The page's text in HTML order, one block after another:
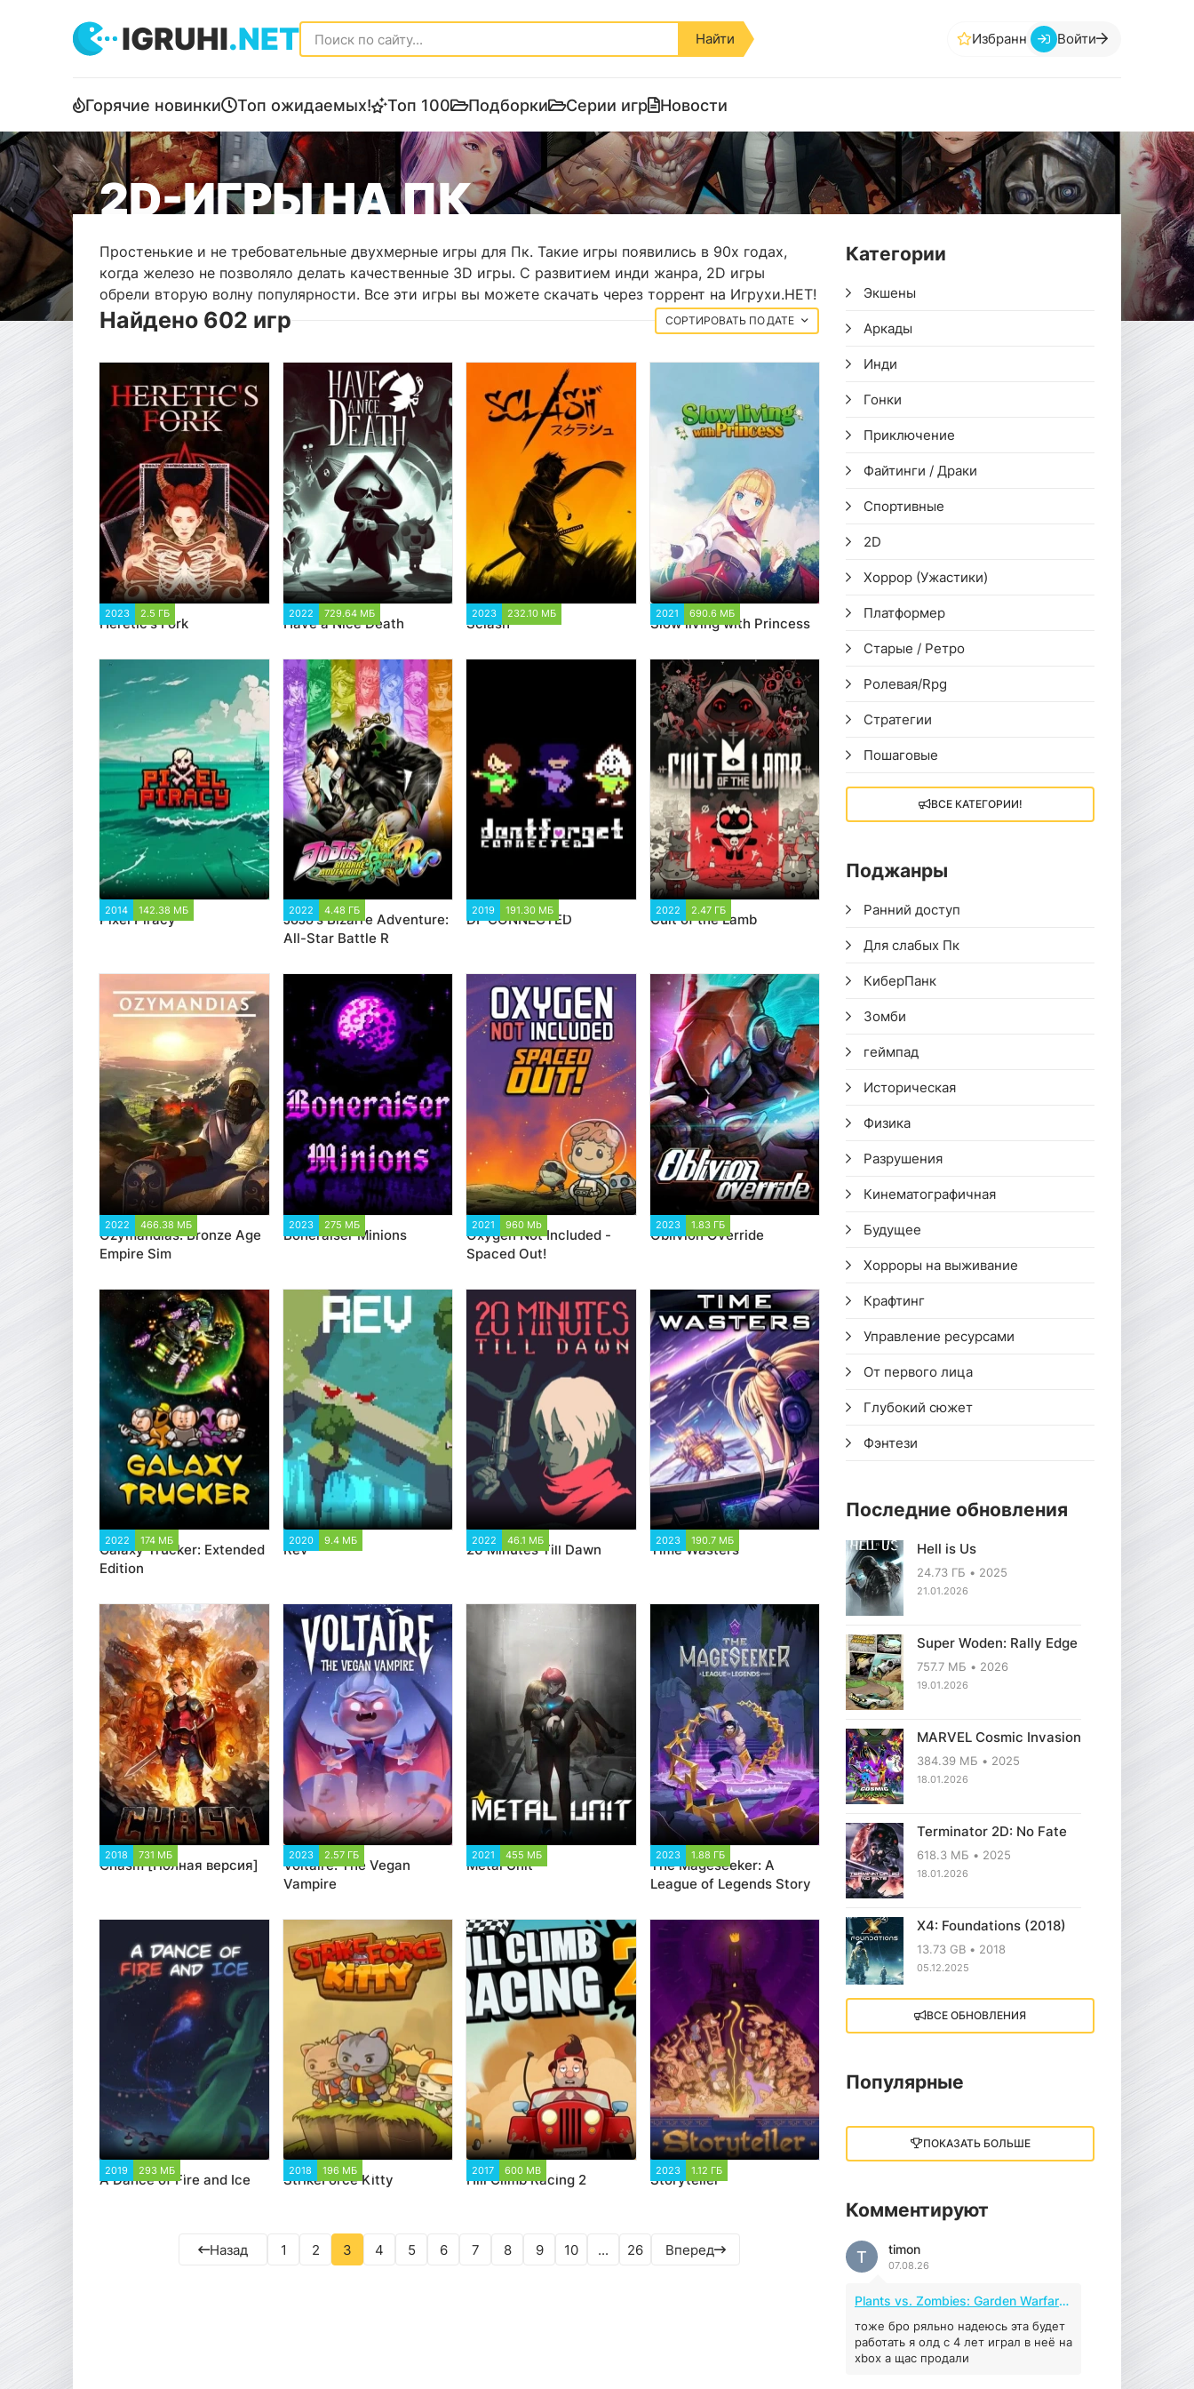
IGRUHI.NET Найти Избранное Войти
Горячие новинки Топ ожидаемых! Топ 100 Подборки Серии игр Новости
2D-ИГРЫ НА ПК
Простенькие и не требовательные двухмерные игры для Пк. Такие игры появились в 90х годах,
когда железо не позволяло делать качественные 3D игры. С развитием инди жанра, 2D игры
обрели вторую волну популярности. Все эти игры вы можете скачать через торрент на Игрухи.НЕТ!
Найдено 602 игр ДАТЕ
2023 2.5 ГБ
Heretic's Fork
2022 729.64 МБ
Have a Nice Death
2023 232.10 МБ
Sclash
2021 690.6 МБ
Slow living with Princess
2014 142.38 МБ
Pixel Piracy
2022 4.48 ГБ
JoJo's Bizarre Adventure:
All-Star Battle R
2019 191.30 МБ
DF CONNECTED
2022 2.47 ГБ
Cult of the Lamb
2022 466.38 МБ
Ozymandias: Bronze Age
Empire Sim
2023 275 МБ
Boneraiser Minions
2021 960 Mb
Oxygen Not Included -
Spaced Out!
2023 1.83 ГБ
Oblivion Override
2022 174 МБ
Galaxy Trucker: Extended
Edition
2020 9.4 МБ
Rev
2022 46.1 МБ
20 Minutes Till Dawn
2023 190.7 МБ
Time Wasters
2018 731 МБ
Chasm [Полная версия]
2023 2.57 ГБ
Voltaire: The Vegan
Vampire
2021 455 МБ
Metal Unit
2023 1.88 ГБ
The Mageseeker: A
League of Legends Story
2019 293 МБ
A Dance of Fire and Ice
2018 196 МБ
StrikeForce Kitty
2017 600 MB
Hill Climb Racing 2
2023 1.12 ГБ
Storyteller
Назад 1 2 3 4 5 6 7 8 9 10 ... 26 Вперед
Категории
Экшены
Аркады
Инди
Гонки
Приключение
Файтинги / Драки
Спортивные
2D
Хоррор (Ужастики)
Платформер
Старые / Ретро
Ролевая/Rpg
Стратегии
Пошаговые
ВСЕ КАТЕГОРИИ!
Поджанры
Ранний доступ
Для слабых Пк
КиберПанк
Зомби
геймпад
Историческая
Физика
Разрушения
Кинематографичная
Будущее
Хорроры на выживание
Крафтинг
Управление ресурсами
От первого лица
Глубокий сюжет
Фэнтези
Последние обновления
Hell is Us
24.73 ГБ 2025
21.01.2026
Super Woden: Rally Edge
757.7 МБ 2026
19.01.2026
MARVEL Cosmic Invasion
384.39 МБ 2025
18.01.2026
Terminator 2D: No Fate
618.3 МБ 2025
18.01.2026
X4: Foundations (2018)
13.73 GB 2018
05.12.2025
Little Nightmares III
4.96 ГБ 2023
MAFIA: THE OLD
COUNTRY
44.98 ГБ
04.12.2025
Red Chaos - The Strict
Order
5.43 ГБ 2025
04.12.2025
ВСЕ ОБНОВЛЕНИЯ
Популярные
ПОКАЗАТЬ БОЛЬШЕ
Комментируют
timon
07.08.26
T
Plants vs. Zombies: Garden Warfare 2 (2016)
тоже бро ряльно надеюсь эта будет
работать я олд с 4 лет играл в неё на
xbox а щас продали